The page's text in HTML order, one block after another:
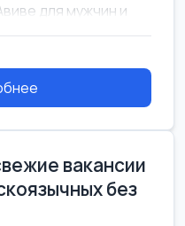
для мужчин и
вакансии
без